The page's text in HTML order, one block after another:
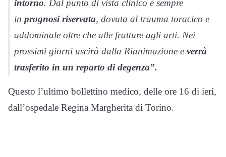
intorno. Dal punto di vista clinico è sempre
in prognosi riservata, dovuta al trauma toracico e
addominale oltre che alle fratture agli arti. Nei
prossimi giorni uscirà dalla Rianimazione e verrà
trasferito in un reparto di degenza”.
Questo l’ultimo bollettino medico, delle ore 16 di ieri,
dall’ospedale Regina Margherita di Torino.